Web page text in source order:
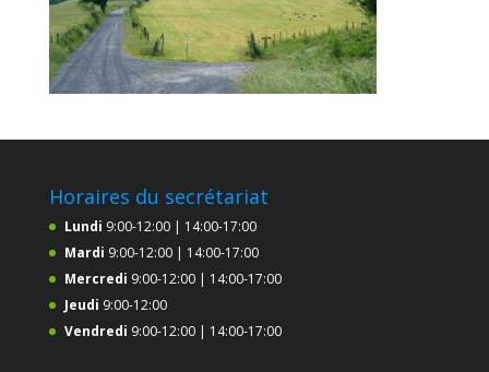
Horaires du secrétariat
Lundi 9:00-12:00 | 14:00-17:00
Mardi 9:00-12:00 | 14:00-17:00
Mercredi 9:00-12:00 | 14:00-17:00
Jeudi 9:00-12:00
Vendredi 9:00-12:00 | 14:00-17:00